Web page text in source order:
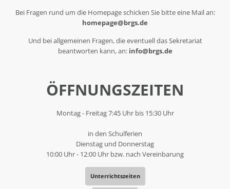
Bei Fragen rund um die Homepage schicken Sie bitte eine Mail an:
homepage@brgs.de
Und bei allgemeinen Fragen, die eventuell das Sekretariat
beantworten kann, an: info@brgs.de
ÖFFNUNGSZEITEN
Montag - Freitag 7:45 Uhr bis 15:30 Uhr
in den Schulferien
Dienstag und Donnerstag
10:00 Uhr - 12:00 Uhr bzw. nach Vereinbarung
Unterrichtszeiten